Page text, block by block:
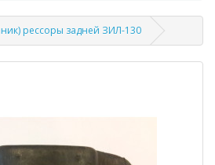
рессоры задней ЗИЛ-130